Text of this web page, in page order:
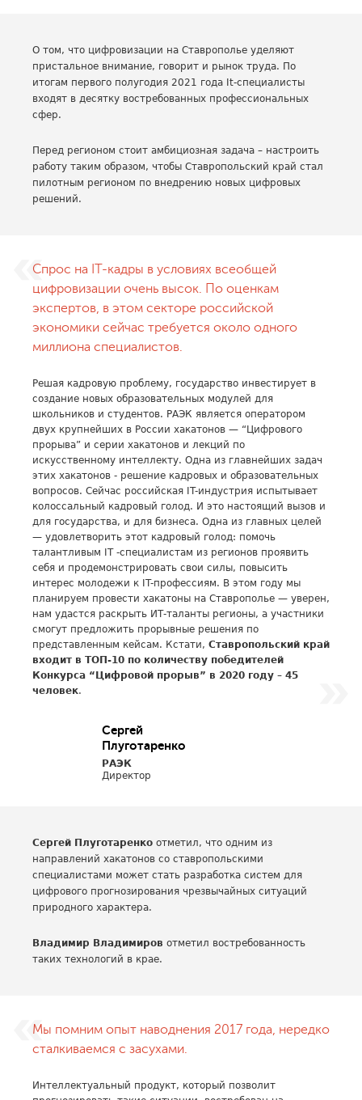
О том, что цифровизации на Ставрополье уделяют
пристальное внимание, говорит и рынок труда. По
итогам первого полугодия 2021 года It-специалисты
входят в десятку востребованных профессиональных
сфер.
Перед регионом стоит амбициозная задача – настроить
работу таким образом, чтобы Ставропольский край стал
пилотным регионом по внедрению новых цифровых
решений.
Спрос на IT-кадры в условиях всеобщей
цифровизации очень высок. По оценкам
экспертов, в этом секторе российской
экономики сейчас требуется около одного
миллиона специалистов.
Решая кадровую проблему, государство инвестирует в
создание новых образовательных модулей для
школьников и студентов. РАЭК является оператором
двух крупнейших в России хакатонов — “Цифрового
прорыва” и серии хакатонов и лекций по
искусственному интеллекту. Одна из главнейших задач
этих хакатонов - решение кадровых и образовательных
вопросов. Сейчас российская IT-индустрия испытывает
колоссальный кадровый голод. И это настоящий вызов и
для государства, и для бизнеса. Одна из главных целей
— удовлетворить этот кадровый голод: помочь
талантливым IT -специалистам из регионов проявить
себя и продемонстрировать свои силы, повысить
интерес молодежи к IT-профессиям. В этом году мы
планируем провести хакатоны на Ставрополье — уверен,
нам удастся раскрыть ИТ-таланты регионы, а участники
смогут предложить прорывные решения по
представленным кейсам. Кстати, Ставропольский край
входит в ТОП-10 по количеству победителей
Конкурса “Цифровой прорыв” в 2020 году – 45
человек.
Сергей
Плуготаренко
РАЭК
Директор
Сергей Плуготаренко отметил, что одним из
направлений хакатонов со ставропольскими
специалистами может стать разработка систем для
цифрового прогнозирования чрезвычайных ситуаций
природного характера.
Владимир Владимиров отметил востребованность
таких технологий в крае.
Мы помним опыт наводнения 2017 года, нередко
сталкиваемся с засухами.
Интеллектуальный продукт, который позволит